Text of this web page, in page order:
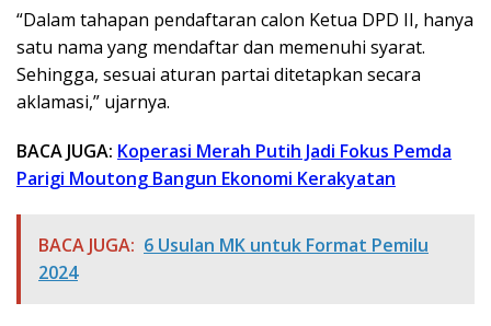
“Dalam tahapan pendaftaran calon Ketua DPD II, hanya
satu nama yang mendaftar dan memenuhi syarat.
Sehingga, sesuai aturan partai ditetapkan secara
aklamasi,” ujarnya.
BACA JUGA: Koperasi Merah Putih Jadi Fokus Pemda
Parigi Moutong Bangun Ekonomi Kerakyatan
BACA JUGA: 6 Usulan MK untuk Format Pemilu
2024